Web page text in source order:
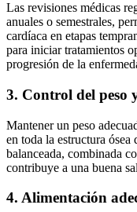
Las revisiones médicas
anuales o semestrales,
cardíaca en etapas
para iniciar tratamientos
progresión de la
3. Control del peso
Mantener un peso
en toda la estructura
balanceada, combinada
contribuye a una buena
4. Alimentación